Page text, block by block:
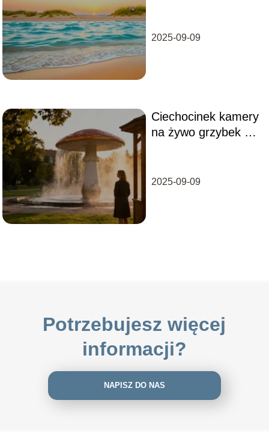
wypoczynek
2025-09-09
Ciechocinek kamery
na żywo grzybek –
2025-09-09
Potrzebujesz więcej
informacji?
NAPISZ DO NAS